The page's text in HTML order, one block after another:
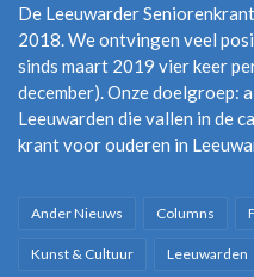
De Leeuwarder
2018. We ontvingen veel
sinds maart 2019 vier keer
december). Onze doelgroep:
Leeuwarden die vallen in de
krant voor ouderen in
Ander Nieuws Columns
Kunst & Cultuur Leeuwarden